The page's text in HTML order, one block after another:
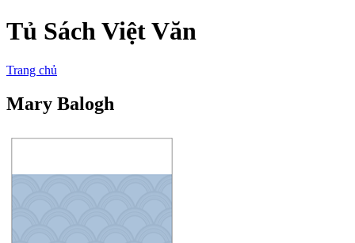
Tủ Sách Việt Văn
Trang chủ
Mary Balogh